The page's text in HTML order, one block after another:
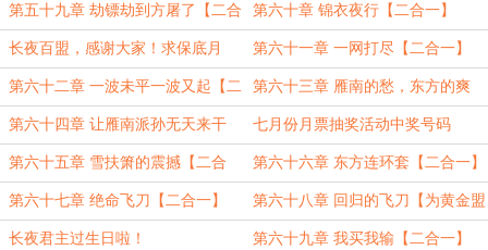
第五十九章 劫镖劫到方屠了【二合
一】
第六十章 锦衣夜行【二合一】
长夜百盟，感谢大家！求保底月
票。
第六十一章 一网打尽【二合一】
第六十二章 一波未平一波又起【二
合一】
第六十三章 雁南的愁，东方的爽
【二合一】
第六十四章 让雁南派孙无天来干
活！【二合一】
七月份月票抽奖活动中奖号码
第六十五章 雪扶箫的震撼【二合
一】
第六十六章 东方连环套【二合一】
第六十七章 绝命飞刀【二合一】 第六十八章 回归的飞刀【为黄金盟
主wise海晨加更21、22】
长夜君主过生日啦！ 第六十九章 我买我输【二合一】